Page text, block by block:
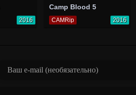
2016
Camp Blood 5
CAMRip 2016